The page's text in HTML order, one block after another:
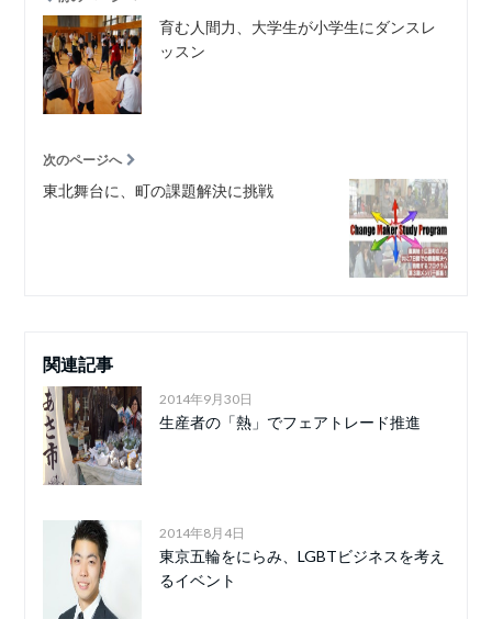
育む人間力、大学生が小学生にダンスレ
ッスン
次のページへ
東北舞台に、町の課題解決に挑戦
関連記事
2014年9月30日
生産者の「熱」でフェアトレード推進
2014年8月4日
東京五輪をにらみ、LGBTビジネスを考え
るイベント